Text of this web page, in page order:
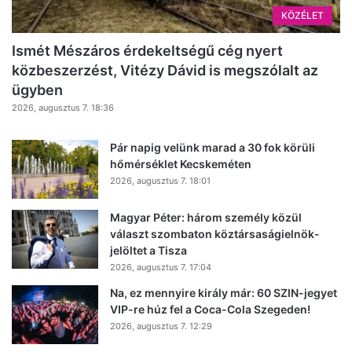
KÖZÉLET
Ismét Mészáros érdekeltségű cég nyert
közbeszerzést, Vitézy Dávid is megszólalt az
ügyben
2026, augusztus 7. 18:36
Pár napig velünk marad a 30 fok körüli
hőmérséklet Kecskeméten
2026, augusztus 7. 18:01
Magyar Péter: három személy közül
választ szombaton köztársaságielnök-
jelöltet a Tisza
2026, augusztus 7. 17:04
Na, ez mennyire király már: 60 SZIN-jegyet
VIP-re húz fel a Coca-Cola Szegeden!
2026, augusztus 7. 12:29